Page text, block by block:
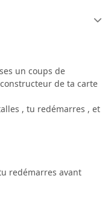
un coups de
de ta carte
, tu redémarres , et
redémarres avant